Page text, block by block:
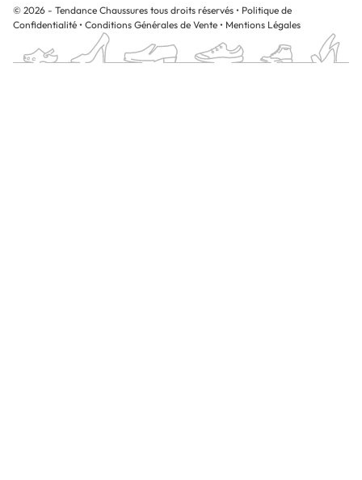
© 2026 - Tendance Chaussures tous droits réservés • Politique de
Confidentialité • Conditions Générales de Vente • Mentions Légales